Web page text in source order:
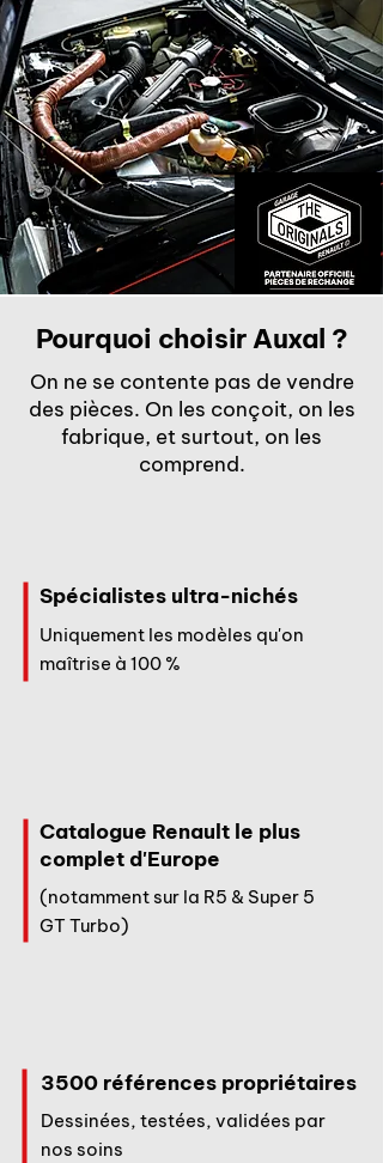
Pourquoi choisir Auxal ?
On ne se contente pas de vendre
des pièces. On les conçoit, on les
fabrique, et surtout, on les
comprend.
Spécialistes ultra-nichés
Uniquement les modèles qu'on
maîtrise à 100 %
Catalogue Renault le plus
complet d'Europe
(notamment sur la R5 & Super 5
GT Turbo)
3500 références propriétaires
Dessinées, testées, validées par
nos soins